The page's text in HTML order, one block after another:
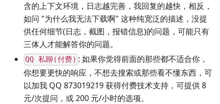
含的上下文环境，日志越完善，我回复的越快，相反，
如问 "为什么我无法下载啊" 这种纯宽泛的描述，没提
供任何细节(日志，截图，报错信息)的问题，可能只有
三体人才能解答你的问题。
QQ 私聊(付费) : 如果你觉得前面的那些都不适合你，
你想要更快的响应，不想去搜索或那些看不懂东西，可
以加我 QQ 873019219 获得付费技术支持，可提供 8
元/次提问，或 200 元/小时的选项。